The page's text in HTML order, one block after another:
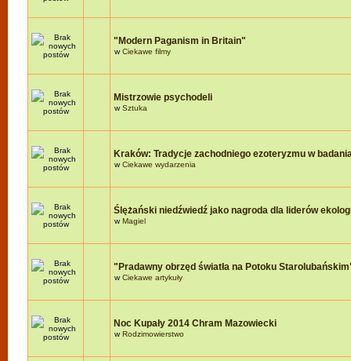
"Modern Paganism in Britain"
wCiekawe filmy
Mistrzowie psychodeli
wSztuka
Kraków: Tradycje zachodniego ezoteryzmu w
wCiekawe wydarzenia
Ślężański niedźwiedź jako nagroda dla liderów
wMagiel
"Pradawny obrzęd światła na Potoku
wCiekawe artykuły
Noc Kupały 2014 Chram Mazowiecki
wRodzimowierstwo